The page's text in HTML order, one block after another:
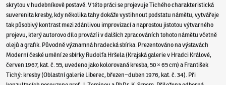
skrytou v hudebníkově postavě. V této práci se projevuje Tichého charakteristická
suverenita kresby, kdy několika tahy dokáže vystihnout podstatu námětu, vytvářeje
tak působivý kontrast mezi zdánlivou improvizací a naprostou jistotou výtvarného
projevu, který autorovo dílo provází i v dalších zpracováních tohoto námětu včetně
olejů a grafik. Původně významná hradecká sbírka. Prezentováno na výstavách
Moderní české umění ze sbírky Rudolfa Hršela (Krajská galerie v Hradci Králové,
červen 1967, kat. č. 55, uvedeno jako kolorovaná kresba, 50 × 65 cm) a František
Tichý: kresby (Oblastní galerie Liberec, březen−duben 1976, kat. č. 34). Při